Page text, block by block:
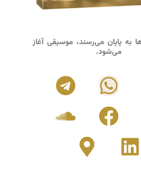
به پایان می‌رسند، موسیقی آغاز
می‌شود.